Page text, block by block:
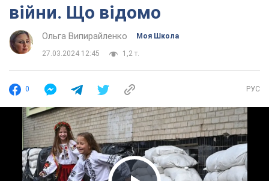
війни. Що відомо
Ольга Випирайленко Моя Школа
27.03.2024 12:45 1,2 т.
0 РУС